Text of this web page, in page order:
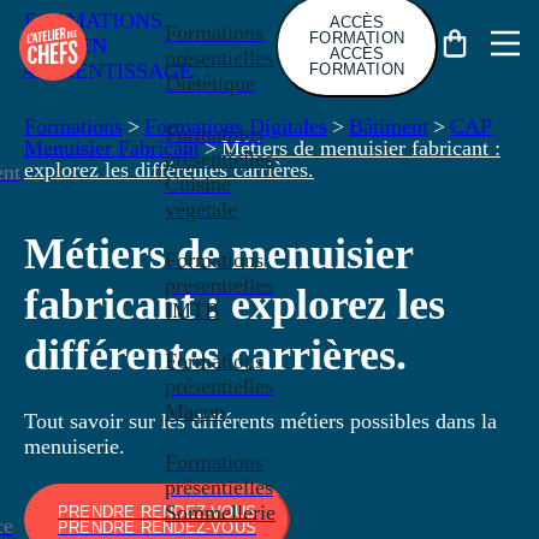
FORMATIONS
EN
APPRENTISSAGE
Formations
présentielles
Diététique
Formations
présentielles
Cuisine
végétale
Formations
présentielles
IMTB
Formations
présentielles
Maçon
Formations
présentielles
Sommellerie
ACCÈS
FORMATION
ACCÈS
FORMATION
Formations > Formations Digitales > Bâtiment > CAP
Menuisier Fabricant > Métiers de menuisier fabricant :
explorez les différentes carrières.
Métiers de menuisier
fabricant : explorez les
différentes carrières.
Tout savoir sur les différents métiers possibles dans la
menuiserie.
PRENDRE RENDEZ-VOUS
PRENDRE RENDEZ-VOUS